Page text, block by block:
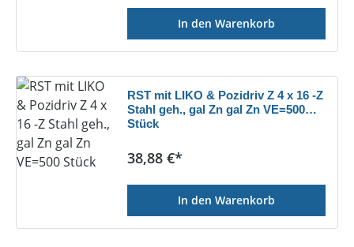
In den Warenkorb
RST mit LIKO & Pozidriv Z 4 x 16 -Z
Stahl geh., gal Zn gal Zn VE=500
Stück
Regulärer Preis:
38,88 €*
In den Warenkorb